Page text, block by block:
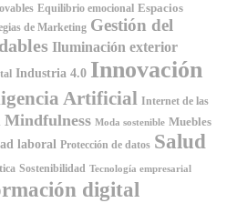
Equilibrio emocional Espacios
de Marketing Gestión del
Iluminación exterior
Industria 4.0 Innovación
Artificial Internet de las
Mindfulness Moda sostenible Muebles
laboral Protección de datos Salud
Sostenibilidad Tecnología empresarial
digital